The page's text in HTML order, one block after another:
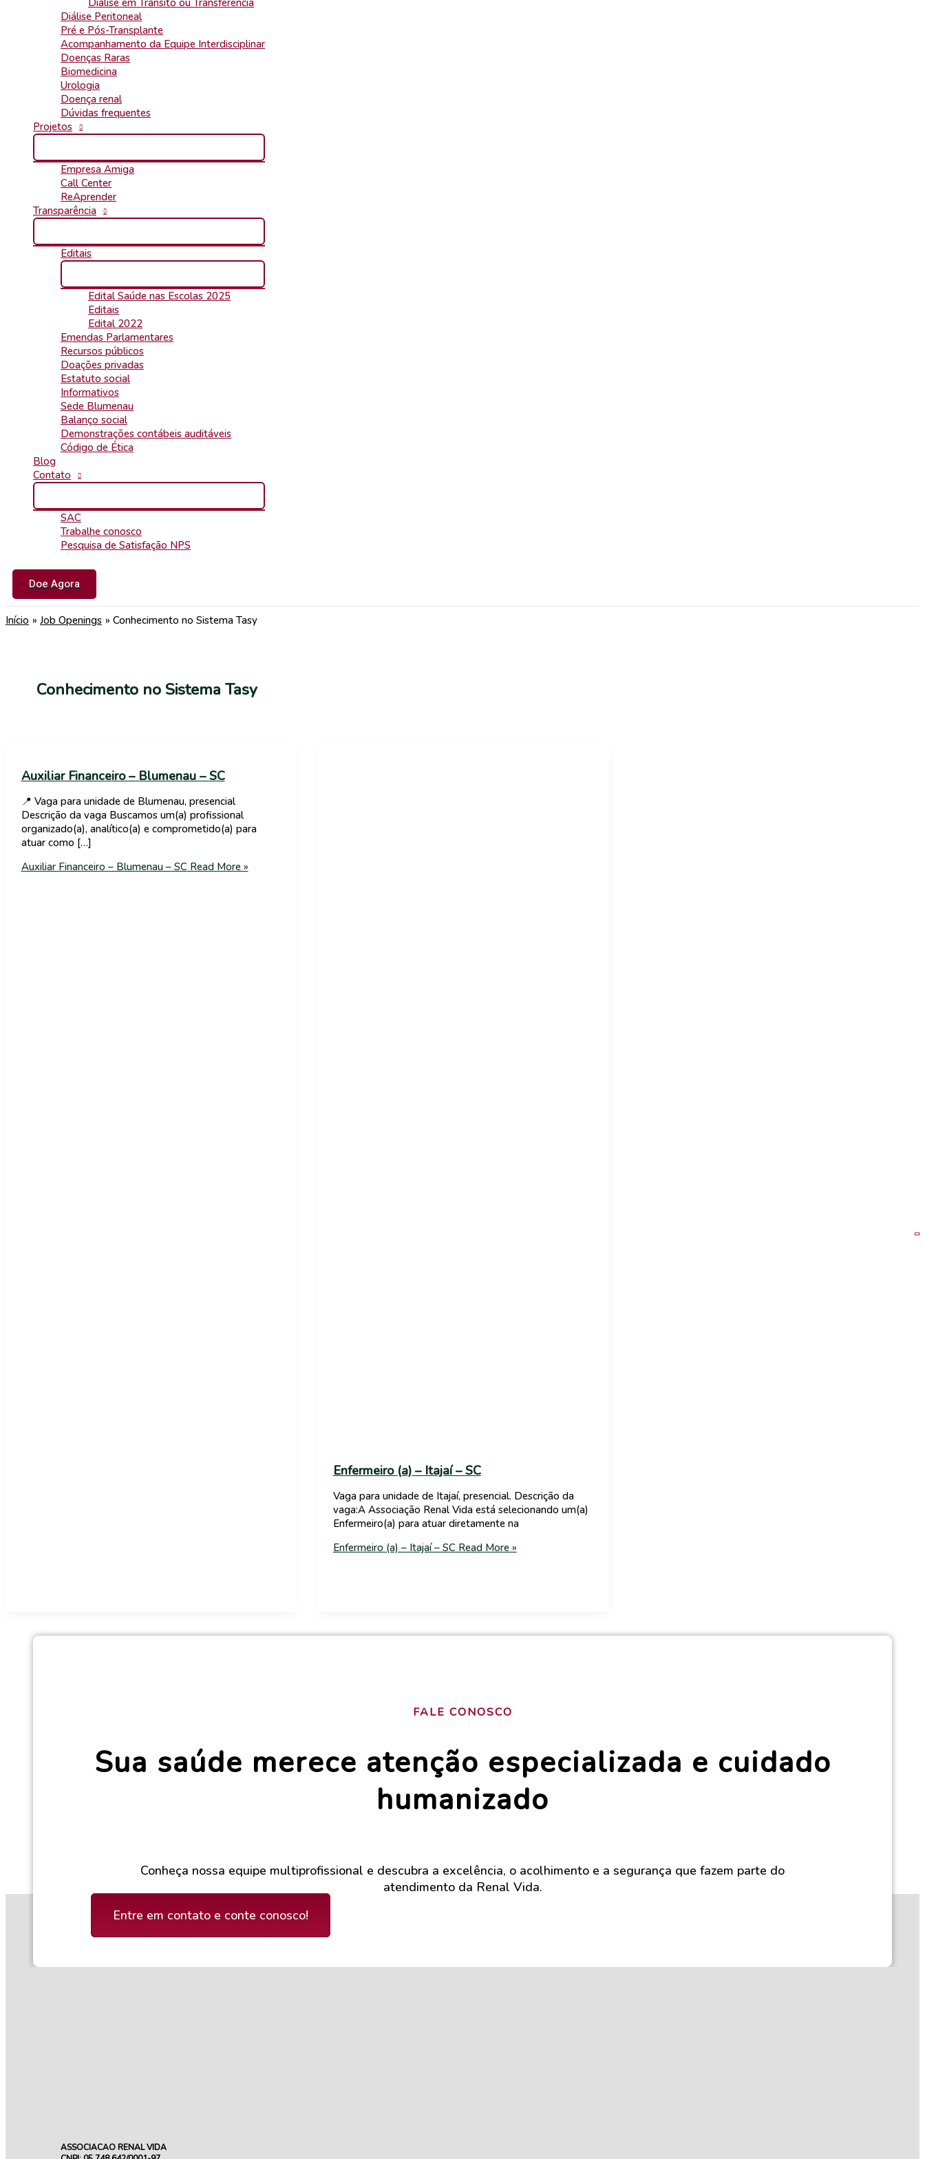
Diálise em Trânsito ou Transferência
Diálise Peritoneal
Pré e Pós-Transplante
Acompanhamento da Equipe Interdisciplinar
Doenças Raras
Biomedicina
Urologia
Doença renal
Dúvidas frequentes
Projetos
Empresa Amiga
Call Center
ReAprender
Transparência
Editais
Edital Saúde nas Escolas 2025
Editais
Edital 2022
Emendas Parlamentares
Recursos públicos
Doações privadas
Estatuto social
Informativos
Sede Blumenau
Balanço social
Demonstrações contábeis auditáveis
Código de Ética
Blog
Contato
SAC
Trabalhe conosco
Pesquisa de Satisfação NPS
Doe Agora
Início Job Openings Conhecimento no Sistema Tasy
Conhecimento no Sistema Tasy
Auxiliar Financeiro – Blumenau – SC
📍 Vaga para unidade de Blumenau, presencial
Descrição da vaga Buscamos um(a) profissional
organizado(a), analítico(a) e comprometido(a) para
atuar como […]
Auxiliar Financeiro – Blumenau – SCRead More »
Enfermeiro (a) – Itajaí – SC
Vaga para unidade de Itajaí, presencial. Descrição da
vaga:A Associação Renal Vida está selecionando um(a)
Enfermeiro(a) para atuar diretamente na
Enfermeiro (a) – Itajaí – SCRead More »
FALE CONOSCO
Sua saúde merece atenção especializada e cuidado
humanizado
Conheça nossa equipe multiprofissional e descubra a excelência, o acolhimento e a segurança que fazem parte do
atendimento da Renal Vida.
Entre em contato e conte conosco!
ASSOCIACAO RENAL VIDA